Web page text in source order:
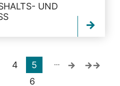
UND
4
5
6
…